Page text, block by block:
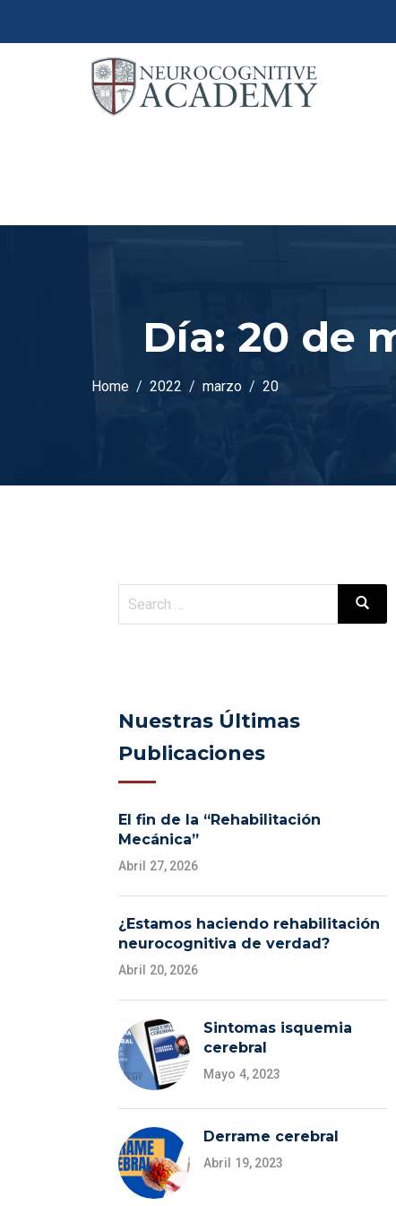
Día: 20 de
Home 2022 marzo 20
Nuestras Últimas
Publicaciones
El fin de la “Rehabilitación
Mecánica”
Abril 27, 2026
¿Estamos haciendo rehabilitación
neurocognitiva de verdad?
Abril 20, 2026
Sintomas isquemia
cerebral
Mayo 4, 2023
Derrame cerebral
Abril 19, 2023